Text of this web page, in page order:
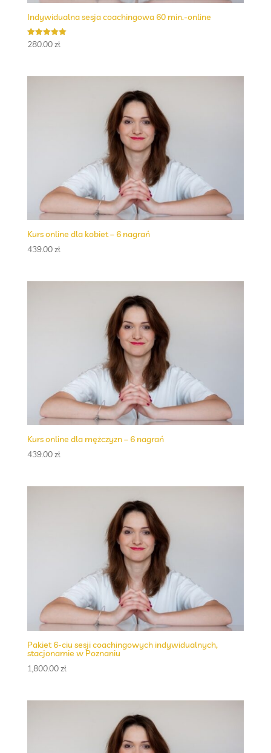
Indywidualna sesja coachingowa 60 min.-online
Oceniono
5.00
280.00zł
Kurs online dla kobiet – 6 nagrań
439.00zł
Kurs online dla mężczyzn – 6 nagrań
439.00zł
Pakiet 6-ciu sesji coachingowych indywidualnych,
stacjonarnie w Poznaniu
1,800.00zł